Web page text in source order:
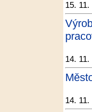
15.
14.
14.